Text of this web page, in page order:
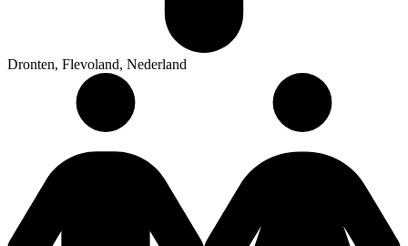
Dronten, Flevoland, Nederland